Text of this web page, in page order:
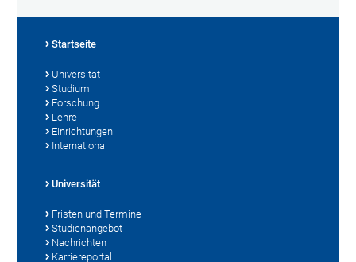
Startseite
Universität
Studium
Forschung
Lehre
Einrichtungen
International
Universität
Fristen und Termine
Studienangebot
Nachrichten
Karriereportal